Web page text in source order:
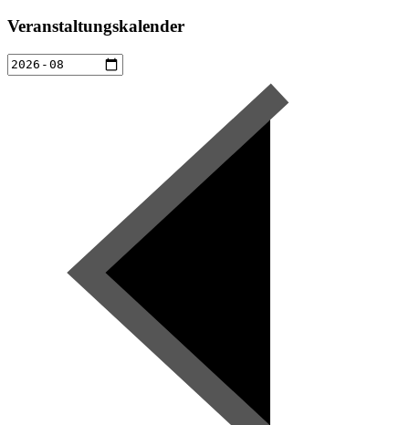
Veranstaltungskalender